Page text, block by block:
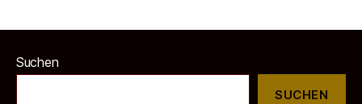
Suchen
SUCHEN